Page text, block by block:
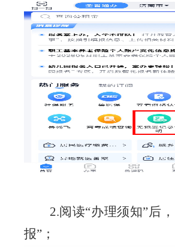
2.阅读“办理须知”后，
报” ；